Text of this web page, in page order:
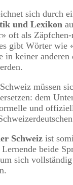
sich durch
und Lexikon
oft als
gibt Wörter wie
in keiner anderen
müssen
dem
und
Schweiz ist
beide
sich